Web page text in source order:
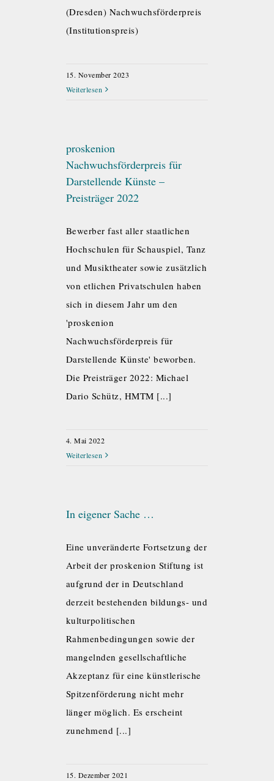
(Dresden) Nachwuchsförderpreis
(Institutionspreis)
15. November 2023
Weiterlesen
proskenion
Nachwuchsförderpreis für
Darstellende Künste –
Preisträger 2022
Bewerber fast aller staatlichen
Hochschulen für Schauspiel, Tanz
und Musiktheater sowie zusätzlich
von etlichen Privatschulen haben
sich in diesem Jahr um den
'proskenion
Nachwuchsförderpreis für
Darstellende Künste' beworben.
Die Preisträger 2022: Michael
Dario Schütz, HMTM [...]
4. Mai 2022
Weiterlesen
In eigener Sache …
Eine unveränderte Fortsetzung der
Arbeit der proskenion Stiftung ist
aufgrund der in Deutschland
derzeit bestehenden bildungs- und
kulturpolitischen
Rahmenbedingungen sowie der
mangelnden gesellschaftliche
Akzeptanz für eine künstlerische
Spitzenförderung nicht mehr
länger möglich. Es erscheint
zunehmend [...]
15. Dezember 2021